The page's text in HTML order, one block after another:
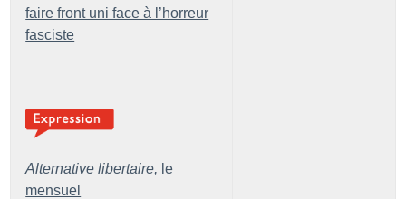
faire front uni face à l’horreur
fasciste
Alternative libertaire, le
mensuel